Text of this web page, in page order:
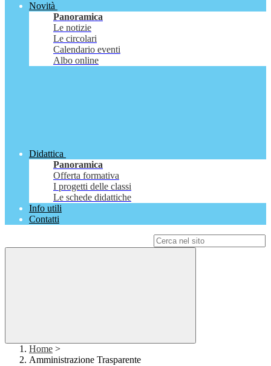
Novità
Panoramica
Le notizie
Le circolari
Calendario eventi
Albo online
Didattica
Panoramica
Offerta formativa
I progetti delle classi
Le schede didattiche
Info utili
Contatti
Home >
Amministrazione Trasparente